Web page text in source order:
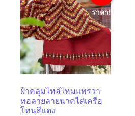
ราคา!
ผ้าคลุมไหล่ไหมแพรวา
ทอลายลายนาคไต่เครือ
โทนสีแดง